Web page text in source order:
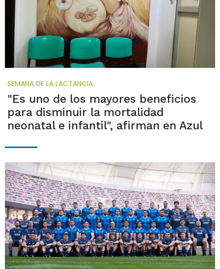
SEMANA DE LA LACTANCIA
"Es uno de los mayores beneficios
para disminuir la mortalidad
neonatal e infantil", afirman en Azul